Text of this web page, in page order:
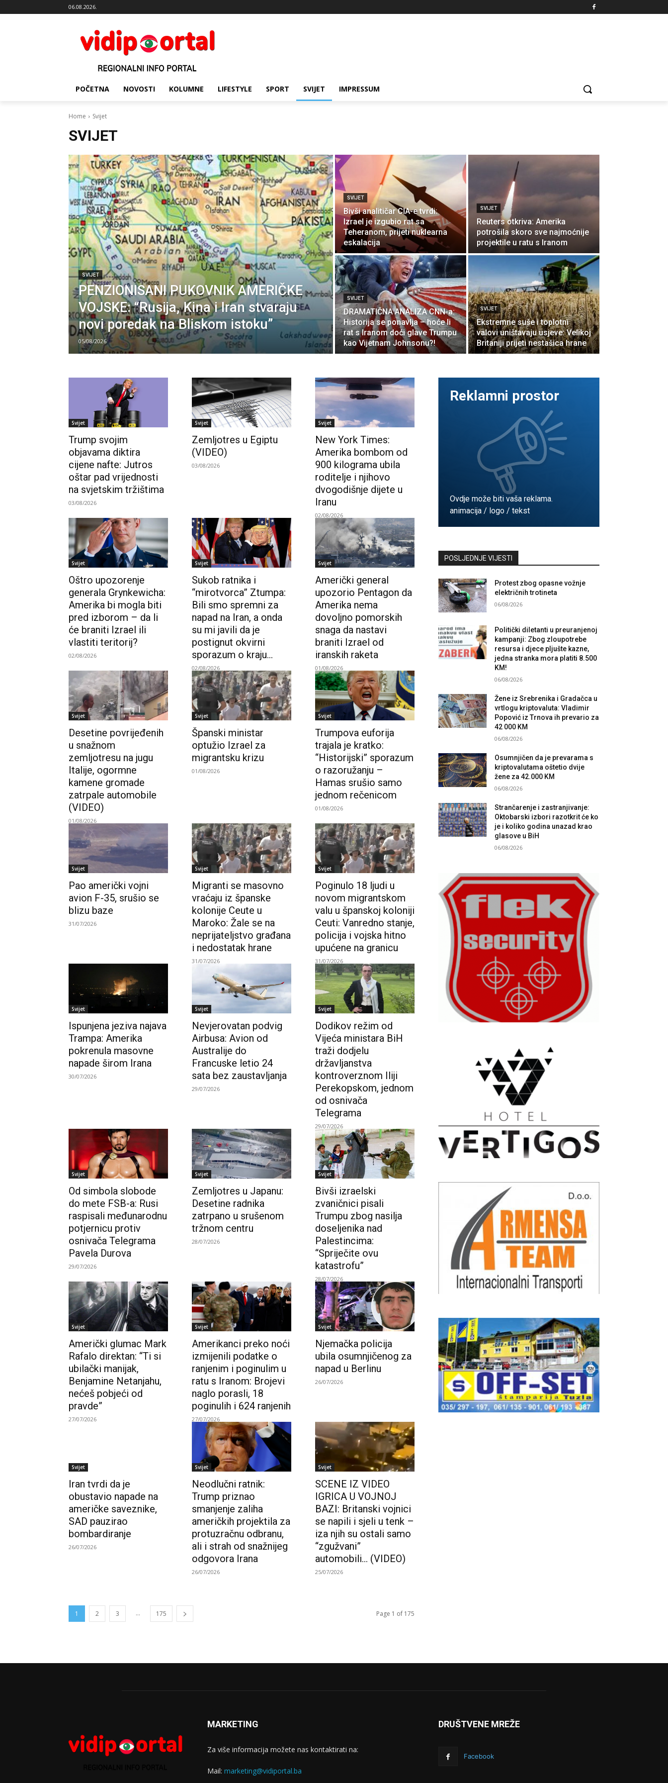
06.08.2026.
POČETNA NOVOSTI KOLUMNE LIFESTYLE SPORT SVIJET IMPRESSUM
Home Svijet
SVIJET
SVIJET
PENZIONISANI PUKOVNIK AMERIČKE
VOJSKE: “Rusija, Kina i Iran stvaraju
novi poredak na Bliskom istoku”
05/08/2026
SVIJET
Bivši analitičar CIA-e tvrdi:
Izrael je izgubio rat sa
Teheranom, prijeti nuklearna
eskalacija
SVIJET
Reuters otkriva: Amerika
potrošila skoro sve najmoćnije
projektile u ratu s Iranom
SVIJET
DRAMATIČNA ANALIZA CNN-a:
Historija se ponavlja – hoće li
rat s Iranom doći glave Trumpu
kao Vijetnam Johnsonu?!
SVIJET
Ekstremne suše i toplotni
valovi uništavaju usjeve: Velikoj
Britaniji prijeti nestašica hrane
Svijet
Trump svojim
objavama diktira
cijene nafte: Jutros
oštar pad vrijednosti
na svjetskim tržištima
03/08/2026
Svijet
Zemljotres u Egiptu
(VIDEO)
03/08/2026
Svijet
New York Times:
Amerika bombom od
900 kilograma ubila
roditelje i njihovo
dvogodišnje dijete u
Iranu
02/08/2026
Svijet
Oštro upozorenje
generala Grynkewicha:
Amerika bi mogla biti
pred izborom – da li
će braniti Izrael ili
vlastiti teritorij?
02/08/2026
Svijet
Sukob ratnika i
“mirotvorca” Ztumpa:
Bili smo spremni za
napad na Iran, a onda
su mi javili da je
postignut okvirni
sporazum o kraju...
02/08/2026
Svijet
Američki general
upozorio Pentagon da
Amerika nema
dovoljno pomorskih
snaga da nastavi
braniti Izrael od
iranskih raketa
01/08/2026
Svijet
Desetine povrijeđenih
u snažnom
zemljotresu na jugu
Italije, ogormne
kamene gromade
zatrpale automobile
(VIDEO)
01/08/2026
Svijet
Španski ministar
optužio Izrael za
migrantsku krizu
01/08/2026
Svijet
Trumpova euforija
trajala je kratko:
“Historijski” sporazum
o razoružanju –
Hamas srušio samo
jednom rečenicom
01/08/2026
Svijet
Pao američki vojni
avion F-35, srušio se
blizu baze
31/07/2026
Svijet
Migranti se masovno
vraćaju iz španske
kolonije Ceute u
Maroko: Žale se na
neprijateljstvo građana
i nedostatak hrane
31/07/2026
Svijet
Poginulo 18 ljudi u
novom migrantskom
valu u španskoj koloniji
Ceuti: Vanredno stanje,
policija i vojska hitno
upućene na granicu
31/07/2026
Svijet
Ispunjena jeziva najava
Trampa: Amerika
pokrenula masovne
napade širom Irana
30/07/2026
Svijet
Nevjerovatan podvig
Airbusa: Avion od
Australije do
Francuske letio 24
sata bez zaustavljanja
29/07/2026
Svijet
Dodikov režim od
Vijeća ministara BiH
traži dodjelu
državljanstva
kontroverznom Iliji
Perekopskom, jednom
od osnivača
Telegrama
29/07/2026
Svijet
Od simbola slobode
do mete FSB-a: Rusi
raspisali međunarodnu
potjernicu protiv
osnivača Telegrama
Pavela Durova
29/07/2026
Svijet
Zemljotres u Japanu:
Desetine radnika
zatrpano u srušenom
tržnom centru
28/07/2026
Svijet
Bivši izraelski
zvaničnici pisali
Trumpu zbog nasilja
doseljenika nad
Palestincima:
“Spriječite ovu
katastrofu”
28/07/2026
Svijet
Američki glumac Mark
Rafalo direktan: “Ti si
ubilački manijak,
Benjamine Netanjahu,
nećeš pobjeći od
pravde”
27/07/2026
Svijet
Amerikanci preko noći
izmijenili podatke o
ranjenim i poginulim u
ratu s Iranom: Brojevi
naglo porasli, 18
poginulih i 624 ranjenih
27/07/2026
Svijet
Njemačka policija
ubila osumnjičenog za
napad u Berlinu
26/07/2026
Svijet
Iran tvrdi da je
obustavio napade na
američke saveznike,
SAD pauzirao
bombardiranje
26/07/2026
Svijet
Neodlučni ratnik:
Trump priznao
smanjenje zaliha
američkih projektila za
protuzračnu odbranu,
ali i strah od snažnijeg
odgovora Irana
26/07/2026
Svijet
SCENE IZ VIDEO
IGRICA U VOJNOJ
BAZI: Britanski vojnici
se napili i sjeli u tenk –
iza njih su ostali samo
“zgužvani”
automobili… (VIDEO)
25/07/2026
1 2 3 ... 175 Page 1 of 175
Reklamni prostor
Ovdje može biti vaša reklama.
animacija / logo / tekst
POSLJEDNJE VIJESTI
Protest zbog opasne vožnje
električnih trotineta
06/08/2026
Politički diletanti u preuranjenoj
kampanji: Zbog zloupotrebe
resursa i djece pljušte kazne,
jedna stranka mora platiti 8.500
KM!
06/08/2026
Žene iz Srebrenika i Gradačca u
vrtlogu kriptovaluta: Vladimir
Popović iz Trnova ih prevario za
42 000 KM
06/08/2026
Osumnjičen da je prevarama s
kriptovalutama oštetio dvije
žene za 42.000 KM
06/08/2026
Strančarenje i zastranjivanje:
Oktobarski izbori razotkrit će ko
je i koliko godina unazad krao
glasove u BiH
06/08/2026
MARKETING
Za više informacija možete nas kontaktirati na:
Mail: marketing@vidiportal.ba
DRUŠTVENE MREŽE
Facebook